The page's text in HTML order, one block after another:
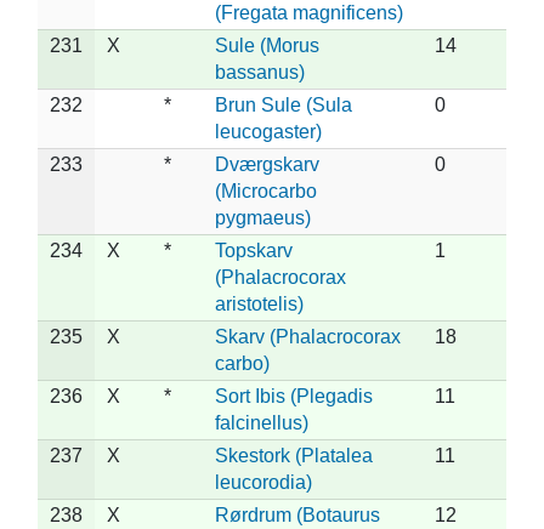
(Fregata magnificens)
231 X
Sule (Morus
bassanus)
14
232 *
Brun Sule (Sula
leucogaster)
0
233 *
Dværgskarv
(Microcarbo
pygmaeus)
0
234 X *
Topskarv
(Phalacrocorax
aristotelis)
1
235 X
Skarv (Phalacrocorax
carbo)
18
236 X *
Sort Ibis (Plegadis
falcinellus)
11
237 X
Skestork (Platalea
leucorodia)
11
238 X
Rørdrum (Botaurus
12